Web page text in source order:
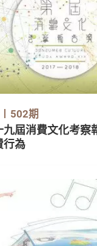
502期
屆消費文化考察報告
行為